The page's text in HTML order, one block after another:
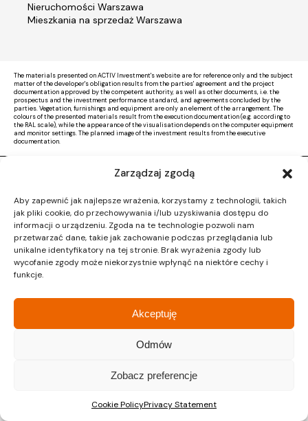
Zarządzaj zgodą
Aby zapewnić jak najlepsze wrażenia, korzystamy z technologii, takich
jak pliki cookie, do przechowywania i/lub uzyskiwania dostępu do
informacji o urządzeniu. Zgoda na te technologie pozwoli nam
przetwarzać dane, takie jak zachowanie podczas przeglądania lub
unikalne identyfikatory na tej stronie. Brak wyrażenia zgody lub
wycofanie zgody może niekorzystnie wpłynąć na niektóre cechy i
funkcje.
Akceptuję
Odmów
Zobacz preferencje
Cookie PolicyPrivacy Statement
Nieruchomości Warszawa
Mieszkania na sprzedaż Warszawa
The materials presented on ACTIV Investment's website are for reference only and the subject
matter of the developer's obligation results from the parties' agreement and the project
documentation approved by the competent authority, as well as other documents, i.e. the
prospectus and the investment performance standard, and agreements concluded by the
parties. Vegetation, furnishings and equipment are only an element of the arrangement. The
colours of the presented materials result from the execution documentation (e.g. according to
the RAL scale), while the appearance of the visualisation depends on the computer equipment
and monitor settings. The planned image of the investment results from the executive
documentation.
Activ Investment|Polityka prywatności
Design by CTL MEDIA | Strona www: Proformat